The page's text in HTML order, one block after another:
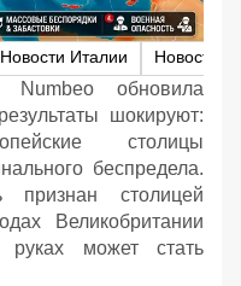
Новости Италии Новости
Numbeo обновила
шокируют:
столицы
беспредела.
признан столицей
Великобритании
может стать